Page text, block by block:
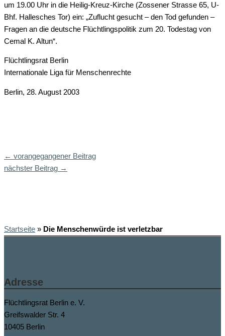
um 19.00 Uhr in die Heilig-Kreuz-Kirche (Zossener Strasse 65, U-
Bhf. Hallesches Tor) ein: „Zuflucht gesucht – den Tod gefunden –
Fragen an die deutsche Flüchtlingspolitik zum 20. Todestag von
Cemal K. Altun“.
Flüchtlingsrat Berlin
Internationale Liga für Menschenrechte
Berlin, 28. August 2003
← vorangegangener Beitrag
nächster Beitrag →
Startseite » Die Menschenwürde ist verletzbar
Adresse
Flüchtlingsrat Berlin e. V.
Greifswalder Str. 4
10405 Berlin